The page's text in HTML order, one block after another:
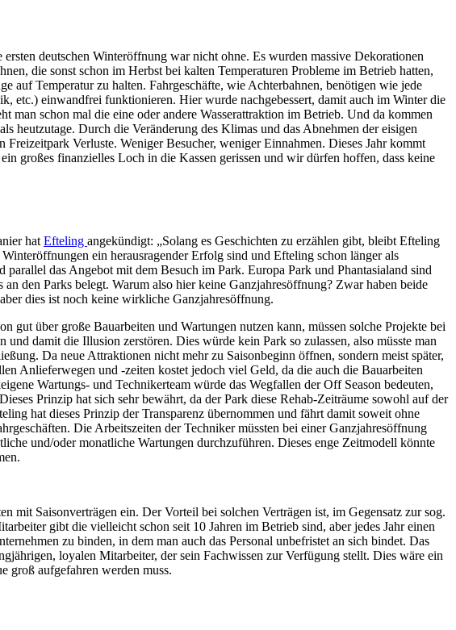
deutschen Winteröffnung war nicht ohne. Es wurden massive Dekorationen
die sonst schon im Herbst bei kalten Temperaturen Probleme im Betrieb hatten,
auf Temperatur zu halten. Fahrgeschäfte, wie Achterbahnen, benötigen wie jede
etc.) einwandfrei funktionieren. Hier wurde nachgebessert, damit auch im Winter die
man schon mal die eine oder andere Wasserattraktion im Betrieb. Und da kommen
heutzutage. Durch die Veränderung des Klimas und das Abnehmen der eisigen
Verluste. Weniger Besucher, weniger Einnahmen. Dieses Jahr kommt
großes finanzielles Loch in die Kassen gerissen und wir dürfen hoffen, dass keine
hat Efteling angekündigt: „Solang es Geschichten zu erzählen gibt, bleibt Efteling
ein herausragender Erfolg sind und Efteling schon länger als
das Angebot mit dem Besuch im Park. Europa Park und Phantasialand sind
den Parks belegt. Warum also hier keine Ganzjahresöffnung? Zwar haben beide
dies ist noch keine wirkliche Ganzjahresöffnung.
über große Bauarbeiten und Wartungen nutzen kann, müssen solche Projekte bei
damit die Illusion zerstören. Dies würde kein Park so zulassen, also müsste man
Da neue Attraktionen nicht mehr zu Saisonbeginn öffnen, sondern meist später,
Anlieferwegen und -zeiten kostet jedoch viel Geld, da die auch die Bauarbeiten
Wartungs- und Technikerteam würde das Wegfallen der Off Season bedeuten,
Prinzip hat sich sehr bewährt, da der Park diese Rehab-Zeiträume sowohl auf der
hat dieses Prinzip der Transparenz übernommen und fährt damit soweit ohne
Die Arbeitszeiten der Techniker müssten bei einer Ganzjahresöffnung
und/oder monatliche Wartungen durchzuführen. Dieses enge Zeitmodell könnte
Saisonverträgen ein. Der Vorteil bei solchen Verträgen ist, im Gegensatz zur sog.
gibt die vielleicht schon seit 10 Jahren im Betrieb sind, aber jedes Jahr einen
zu binden, in dem man auch das Personal unbefristet an sich bindet. Das
loyalen Mitarbeiter, der sein Fachwissen zur Verfügung stellt. Dies wäre ein
groß aufgefahren werden muss.